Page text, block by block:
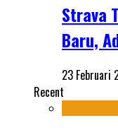
Strava
Baru,
23 Februari
Recent